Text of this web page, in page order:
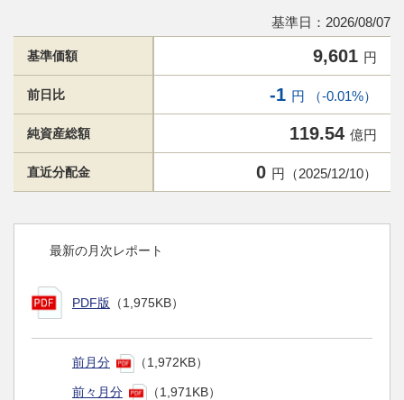
基準日：2026/08/07
基準価額 9,601 円
前日比 -1 円 （-0.01%）
純資産総額 119.54 億円
直近分配金 0 円（2025/12/10）
最新の月次レポート
PDF版 （1,975KB）
前月分 （1,972KB）
前々月分 （1,971KB）